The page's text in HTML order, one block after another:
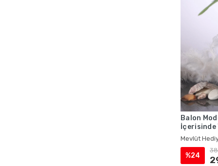
Balon
İçerisinde
Mevlüt
Mevlüt
%24